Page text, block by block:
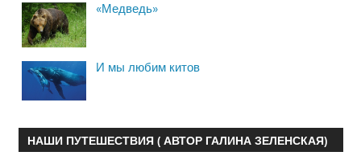
«Медведь»
И мы любим китов
НАШИ ПУТЕШЕСТВИЯ ( АВТОР ГАЛИНА ЗЕЛЕНСКАЯ)